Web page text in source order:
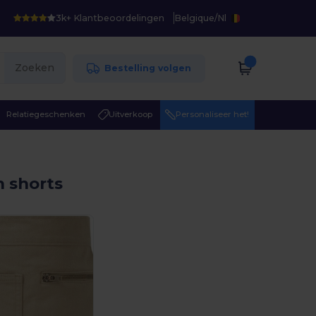
3k+ Klantbeoordelingen Belgique/Nl
Zoeken Bestelling volgen
Relatiegeschenken Uitverkoop Personaliseer het!
shorts